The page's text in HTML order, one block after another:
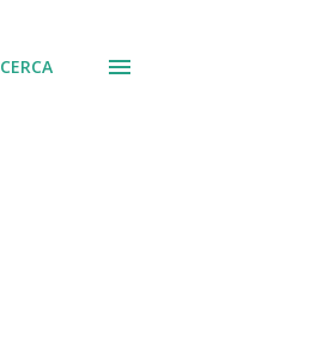
CERCA